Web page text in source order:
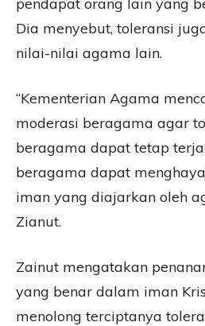
pendapat orang lain yang
Dia menyebut, toleransi
nilai-nilai agama lain.
“Kementerian Agama
moderasi beragama agar
beragama dapat tetap
beragama dapat
iman yang diajarkan oleh
Zianut.
Zainut mengatakan
yang benar dalam iman
menolong terciptanya